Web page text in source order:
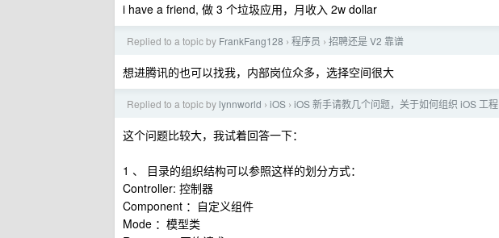
i have a friend, 做 3 个垃圾应用，月收入 2w dollar
Replied to a topic by FrankFang128 › 程序员 › 招聘还是 V2 靠谱
想进腾讯的也可以找我，内部岗位众多，选择空间很大
Replied to a topic by lynnworld › iOS › iOS 新手请教几个问题，关于如何组织 iOS 工程
这个问题比较大，我试着回答一下：
1 、 目录的组织结构可以参照这样的划分方式：
Controller: 控制器
Component ：自定义组件
Mode ：模型类